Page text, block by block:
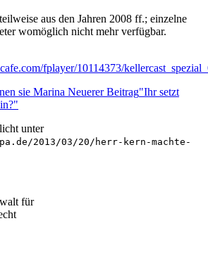
aus den Jahren 2008 ff.; einzelne
womöglich nicht mehr verfügbar.
fplayer/10114373/
sie Marina Neuerer Beitrag"Ihr setzt
unter
2013/03/20/herr-kern-machte-
für